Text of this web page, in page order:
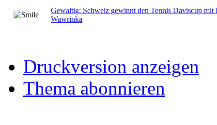
Gewaltig: Schweiz gewinnt den Tennis Daviscup mit
Wawrinka
Druckversion anzeigen
Thema abonnieren